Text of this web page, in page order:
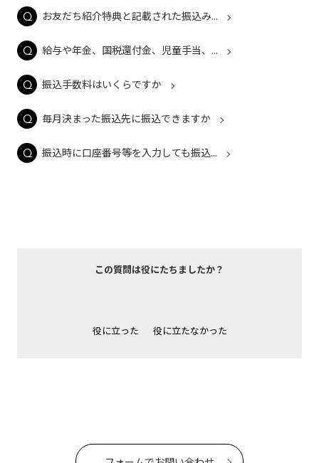
お友だち紹介特典と記載された振込み...
給与や年金、国税還付金、児童手当、...
振込手数料はいくらですか
毎月決まった振込先に振込できますか
振込時に口座番号等を入力しても振込...
この質問は役にたちましたか？
役に立った 役に立たなかった